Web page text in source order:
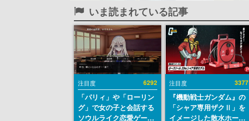
いま読まれている記事
注目度 6292
「パリィ」や「ローリン
グ」で女の子と会話する
ソウルライク恋愛ゲーム
注目度 3377
『機動戦士ガンダム』の
「シャア専用ザクⅡ」を
イメージした散水ホース